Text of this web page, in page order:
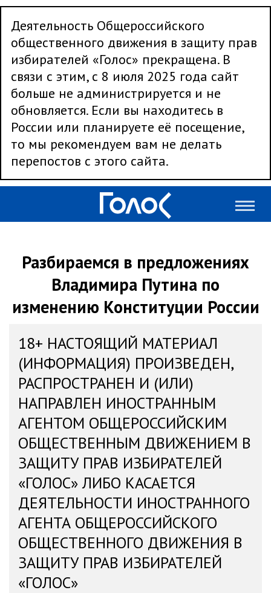
Деятельность Общероссийского
общественного движения в защиту прав
избирателей «Голос» прекращена. В
связи с этим, с 8 июля 2025 года сайт
больше не администрируется и не
обновляется. Если вы находитесь в
России или планируете её посещение,
то мы рекомендуем вам не делать
перепостов с этого сайта.
Разбираемся в предложениях
Владимира Путина по
изменению Конституции России
18+ НАСТОЯЩИЙ МАТЕРИАЛ
(ИНФОРМАЦИЯ) ПРОИЗВЕДЕН,
РАСПРОСТРАНЕН И (ИЛИ)
НАПРАВЛЕН ИНОСТРАННЫМ
АГЕНТОМ ОБЩЕРОССИЙСКИМ
ОБЩЕСТВЕННЫМ ДВИЖЕНИЕМ В
ЗАЩИТУ ПРАВ ИЗБИРАТЕЛЕЙ
«ГОЛОС» ЛИБО КАСАЕТСЯ
ДЕЯТЕЛЬНОСТИ ИНОСТРАННОГО
АГЕНТА ОБЩЕРОССИЙСКОГО
ОБЩЕСТВЕННОГО ДВИЖЕНИЯ В
ЗАЩИТУ ПРАВ ИЗБИРАТЕЛЕЙ
«ГОЛОС»